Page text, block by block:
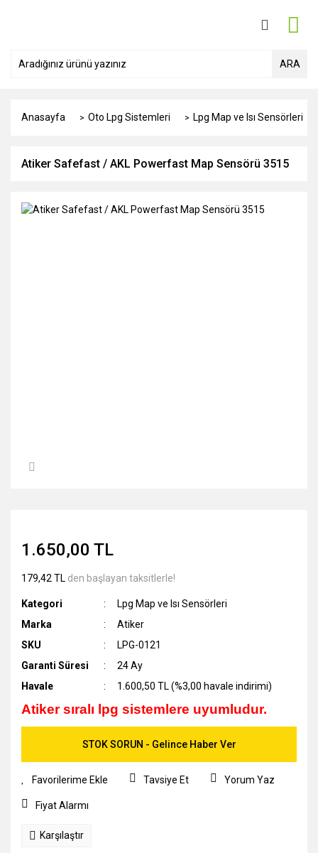
ARA
Anasayfa Oto Lpg Sistemleri Lpg Map ve Isı Sensörleri
Atiker Safefast / AKL Powerfast Map Sensörü 3515
1.650,00 TL
179,42 TL den başlayan taksitlerle!
Kategori
Lpg Map ve Isı Sensörleri
Marka
Atiker
SKU
LPG-0121
Garanti Süresi
24 Ay
Havale
1.600,50 TL (%3,00 havale indirimi)
Atiker sıralı lpg sistemlere uyumludur.
STOK SORUN - Gelince Haber Ver
Tavsiye Et Yorum Yaz
Fiyat Alarmı
Karşılaştır